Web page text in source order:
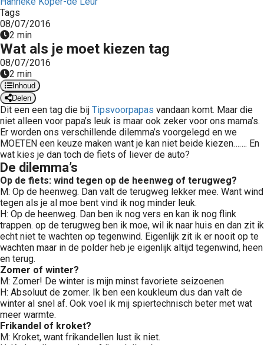
Tags
08/07/2016
2 min
Wat als je moet kiezen tag
08/07/2016
2 min
Inhoud
Delen
Dit een een tag die bij Tipsvoorpapas vandaan komt. Maar die
niet alleen voor papa’s leuk is maar ook zeker voor ons mama’s.
Er worden ons verschillende dilemma’s voorgelegd en we
MOETEN een keuze maken want je kan niet beide kiezen……. En
wat kies je dan toch de fiets of liever de auto?
De dilemma’s
Op de fiets: wind tegen op de heenweg of terugweg?
M: Op de heenweg. Dan valt de terugweg lekker mee. Want wind
tegen als je al moe bent vind ik nog minder leuk.
H: Op de heenweg. Dan ben ik nog vers en kan ik nog flink
trappen. op de terugweg ben ik moe, wil ik naar huis en dan zit ik
echt niet te wachten op tegenwind. Eigenlijk zit ik er nooit op te
wachten maar in de polder heb je eigenlijk altijd tegenwind, heen
en terug.
Zomer of winter?
M: Zomer! De winter is mijn minst favoriete seizoenen
H: Absoluut de zomer. Ik ben een koukleum dus dan valt de
winter al snel af. Ook voel ik mij spiertechnisch beter met wat
meer warmte.
Frikandel of kroket?
M: Kroket, want frikandellen lust ik niet.
de
Hierdoor
website-
van